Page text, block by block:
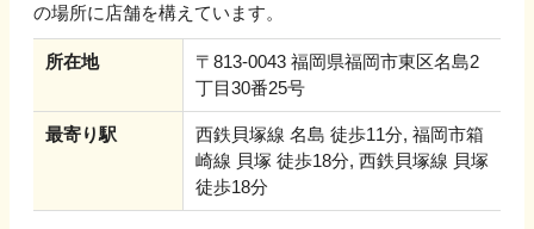
の場所に店舗を構えています。
所在地
〒813-0043 福岡県福岡市東区名島2
丁目30番25号
最寄り駅
西鉄貝塚線 名島 徒歩11分, 福岡市箱
崎線 貝塚 徒歩18分, 西鉄貝塚線 貝塚
徒歩18分